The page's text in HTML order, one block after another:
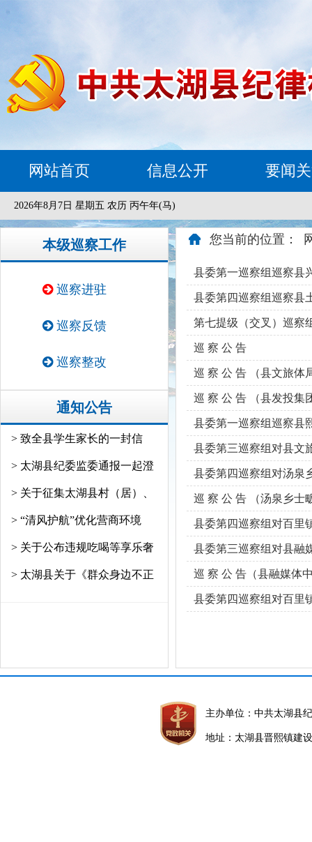
网站首页 信息公开 要闻
2026年8月7日 星期五 农历 丙午年(马)
本级巡察工作
巡察进驻
巡察反馈
巡察整改
通知公告
> 致全县学生家长的一封信
> 太湖县纪委监委通报一起澄
> 关于征集太湖县村（居）、
> “清风护航”优化营商环境
> 关于公布违规吃喝等享乐奢
> 太湖县关于《群众身边不正
您当前的位置：
县委第一巡察组巡察县
县委第四巡察组巡察县
第七提级（交叉）巡察
巡 察 公 告
巡 察 公 告 （县文旅体
巡 察 公 告 （县发投集
县委第一巡察组巡察县
县委第三巡察组对县文
县委第四巡察组对汤泉
巡 察 公 告 （汤泉乡士
县委第四巡察组对百里
县委第三巡察组对县融
巡 察 公 告（县融媒体
县委第四巡察组对百里
主办单位：中共太湖县
地址：太湖县晋熙镇建